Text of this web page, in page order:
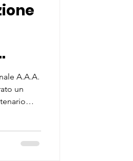
A.A.A.
un